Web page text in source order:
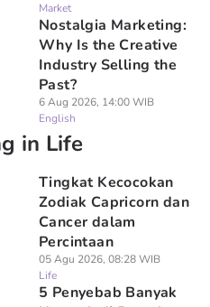
Market
Nostalgia Marketing:
Why Is the Creative
Industry Selling the
Past?
6 Aug 2026, 14:00 WIB
English
in Life
Tingkat Kecocokan
Zodiak Capricorn dan
Cancer dalam
Percintaan
05 Agu 2026, 08:28 WIB
Life
5 Penyebab Banyak